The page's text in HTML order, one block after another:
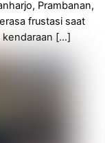
Prambanan,
frustasi saat
kendaraan […]